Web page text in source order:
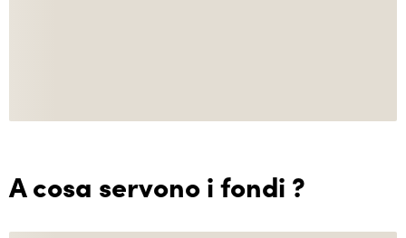
A cosa servono i fondi ?